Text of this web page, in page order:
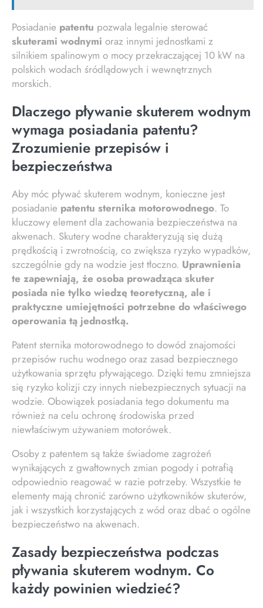
Posiadanie patentu pozwala legalnie sterować
skuterami wodnymi oraz innymi jednostkami z
silnikiem spalinowym o mocy przekraczającej 10 kW na
polskich wodach śródlądowych i wewnętrznych
morskich.
Dlaczego pływanie skuterem wodnym
wymaga posiadania patentu?
Zrozumienie przepisów i
bezpieczeństwa
Aby móc pływać skuterem wodnym, konieczne jest
posiadanie patentu sternika motorowodnego. To
kluczowy element dla zachowania bezpieczeństwa na
akwenach. Skutery wodne charakteryzują się dużą
prędkością i zwrotnością, co zwiększa ryzyko wypadków,
szczególnie gdy na wodzie jest tłoczno. Uprawnienia
te zapewniają, że osoba prowadząca skuter
posiada nie tylko wiedzę teoretyczną, ale i
praktyczne umiejętności potrzebne do właściwego
operowania tą jednostką.
Patent sternika motorowodnego to dowód znajomości
przepisów ruchu wodnego oraz zasad bezpiecznego
użytkowania sprzętu pływającego. Dzięki temu zmniejsza
się ryzyko kolizji czy innych niebezpiecznych sytuacji na
wodzie. Obowiązek posiadania tego dokumentu ma
również na celu ochronę środowiska przed
niewłaściwym używaniem motorówek.
Osoby z patentem są także świadome zagrożeń
wynikających z gwałtownych zmian pogody i potrafią
odpowiednio reagować w razie potrzeby. Wszystkie te
elementy mają chronić zarówno użytkowników skuterów,
jak i wszystkich korzystających z wód oraz dbać o ogólne
bezpieczeństwo na akwenach.
Zasady bezpieczeństwa podczas
pływania skuterem wodnym. Co
każdy powinien wiedzieć?